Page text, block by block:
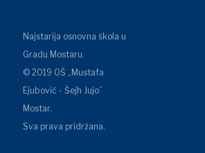
Najstarija osnovna škola u
Gradu Mostaru.
© 2019 OŠ „Mustafa
Ejubović - Šejh Jujo”
Mostar.
Sva prava pridržana.